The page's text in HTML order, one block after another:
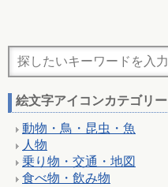
絵文字アイコンカテゴリー
動物・鳥・昆虫・魚
人物
乗り物・交通・地図
食べ物・飲み物